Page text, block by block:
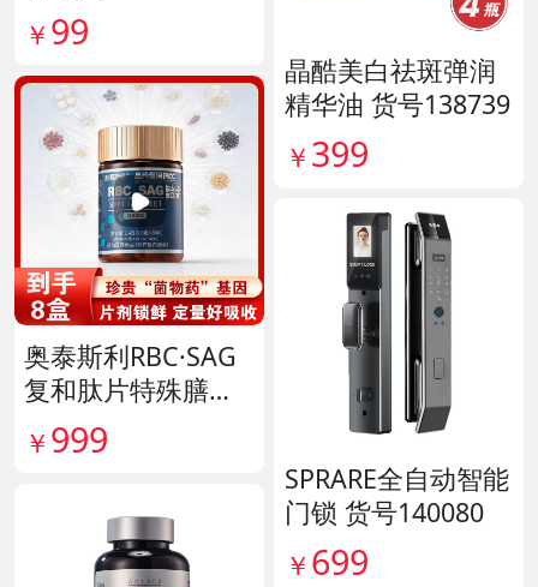
￥ 99
奥泰斯利RBC·SAG
复和肽片特殊膳食
滋补组 货号14190
￥ 999
晶酷美白祛斑弹润
精华油 货号138739
￥ 399
SPRARE全自动智能
门锁 货号140080
￥ 699